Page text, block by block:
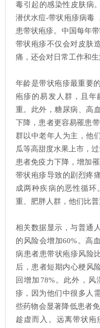
毒引起的感染性皮肤病
潜伏水痘-带状疱疹病毒
患带状疱疹。中国每年
带状疱疹不仅会对皮肤
痛，还会对日常工作和生
年龄是带状疱疹最重要
疱疹的易发人群，且
重。此外，糖尿病、高
下降，患者更容易罹患
群以中老年人为主，他
瓜等高甜度水果上市，
患者免疫力下降，增加
带状疱疹导致的剧烈疼
成两种疾病的恶性循
重、肥胖人群，他们比
相关数据显示，与普通
的风险会增加60%。高
病患者患带状疱疹风险
后，患者短期内心梗风
回增加78%。此外，风
疹，因为他们中很多人
些药物会显著降低患者
趁虚而入。远离带状